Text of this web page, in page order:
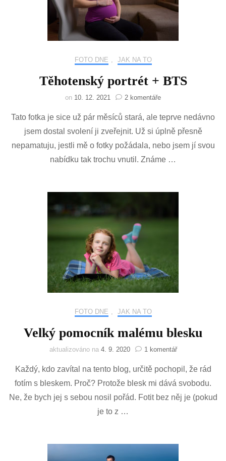
FOTO DNE JAK NA TO
Těhotenský portrét + BTS
on 10. 12. 2021 2 komentářeu
s
názvem
Těhotenský
portrét
+
Tato fotka je sice už pár měsíců stará, ale teprve nedávno
jsem dostal svolení ji zveřejnit. Už si úplně přesně
nepamatuju, jestli mě o fotky požádala, nebo jsem jí svou
nabídku tak trochu vnutil. Známe …
FOTO DNE JAK NA TO
Velký pomocník malému blesku
aktualizováno na 4. 9. 2020 1 komentářu
s
názvem
pomocník
Každý, kdo zavítal na tento blog, určitě pochopil, že rád
fotím s bleskem. Proč? Protože blesk mi dává svobodu.
Ne, že bych jej s sebou nosil pořád. Fotit bez něj je (pokud
je to z …